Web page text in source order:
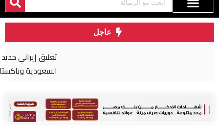
عاجل
تعليق إيراني جديد على اتفاق الدفاع المشترك بين